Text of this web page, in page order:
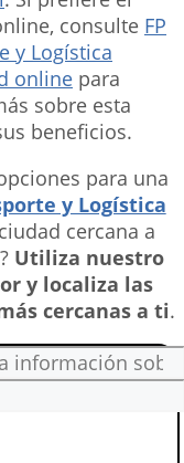
consulte FP
y Logística
online para
sobre esta
beneficios.
para una
y Logística
cercana a
Utiliza nuestro
y localiza las
cercanas a ti.